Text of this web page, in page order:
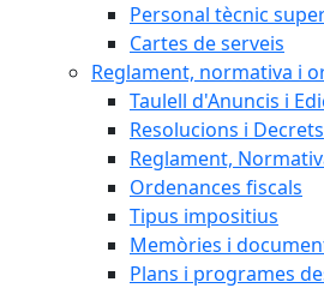
Personal tècnic
Cartes de serveis
Reglament, normativa i
Taulell d'Anuncis i
Resolucions i Decrets
Reglament,
Ordenances fiscals
Tipus impositius
Memòries i
Plans i programes